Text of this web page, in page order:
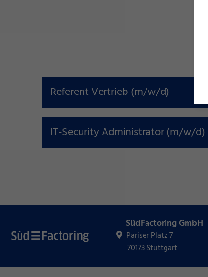
Referent Vertrieb (m/w/d)
IT-Security Administrator (m/w/d)
SüdFactoring GmbH
Pariser Platz 7
70173 Stuttgart